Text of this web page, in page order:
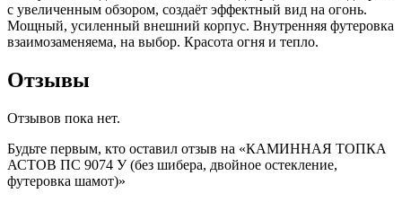
с увеличенным обзором, создаёт эффектный вид на огонь.
Мощный, усиленный внешний корпус. Внутренняя футеровка
взаимозаменяема, на выбор. Красота огня и тепло.
Отзывы
Отзывов пока нет.
Будьте первым, кто оставил отзыв на «КАМИННАЯ ТОПКА
АСТОВ ПС 9074 У (без шибера, двойное остекление,
футеровка шамот)»